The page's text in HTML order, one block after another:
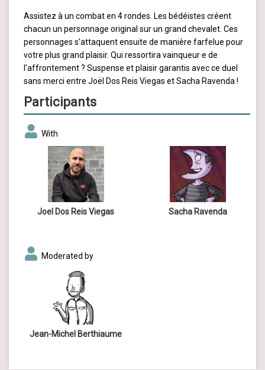
Assistez à un combat en 4 rondes. Les bédéistes créent
chacun un personnage original sur un grand chevalet. Ces
personnages s'attaquent ensuite de manière farfelue pour
votre plus grand plaisir. Qui ressortira vainqueur·e de
l'affrontement ? Suspense et plaisir garantis avec ce duel
sans merci entre Joël Dos Reis Viegas et Sacha Ravenda !
Participants
With
Joel Dos Reis Viegas Sacha Ravenda
Moderated by
Jean-Michel Berthiaume